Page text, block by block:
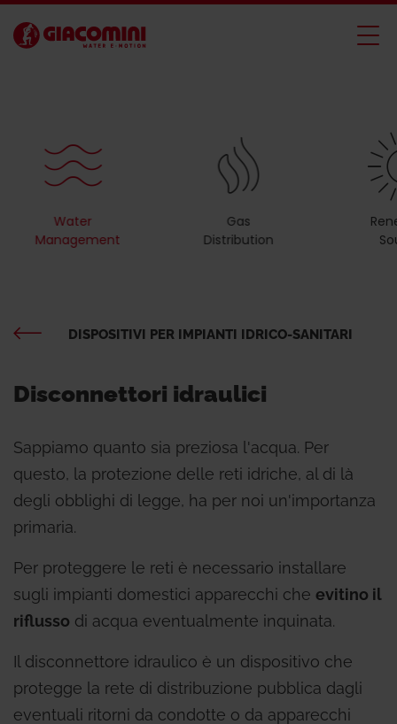
Water
Management
Gas
Distribution
DISPOSITIVI PER IMPIANTI IDRICO-SANITARI
Disconnettori idraulici
Sappiamo quanto sia preziosa l'acqua. Per
questo, la protezione delle reti idriche, al di là
degli obblighi di legge, ha per noi un'importanza
primaria.
Per proteggere le reti è necessario installare
sugli impianti domestici apparecchi che evitino il
riflusso di acqua eventualmente inquinata.
Il disconnettore idraulico è un dispositivo che
protegge la rete di distribuzione pubblica dagli
eventuali ritorni da condotte o da apparecchi